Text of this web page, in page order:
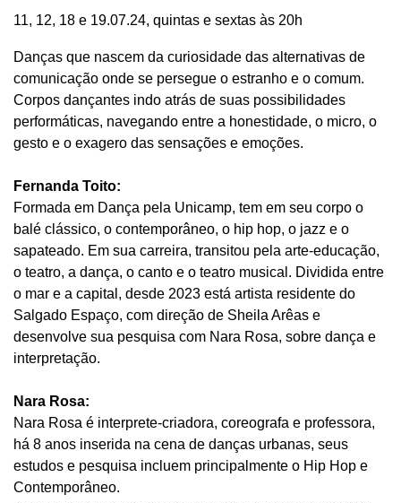
11, 12, 18 e 19.07.24, quintas e sextas às 20h
Danças que nascem da curiosidade das alternativas de
comunicação onde se persegue o estranho e o comum.
Corpos dançantes indo atrás de suas possibilidades
performáticas, navegando entre a honestidade, o micro, o
gesto e o exagero das sensações e emoções.
Fernanda Toito:
Formada em Dança pela Unicamp, tem em seu corpo o
balé clássico, o contemporâneo, o hip hop, o jazz e o
sapateado. Em sua carreira, transitou pela arte-educação,
o teatro, a dança, o canto e o teatro musical. Dividida entre
o mar e a capital, desde 2023 está artista residente do
Salgado Espaço, com direção de Sheila Arêas e
desenvolve sua pesquisa com Nara Rosa, sobre dança e
interpretação.
Nara Rosa:
Nara Rosa é interprete-criadora, coreografa e professora,
há 8 anos inserida na cena de danças urbanas, seus
estudos e pesquisa incluem principalmente o Hip Hop e
Contemporâneo.